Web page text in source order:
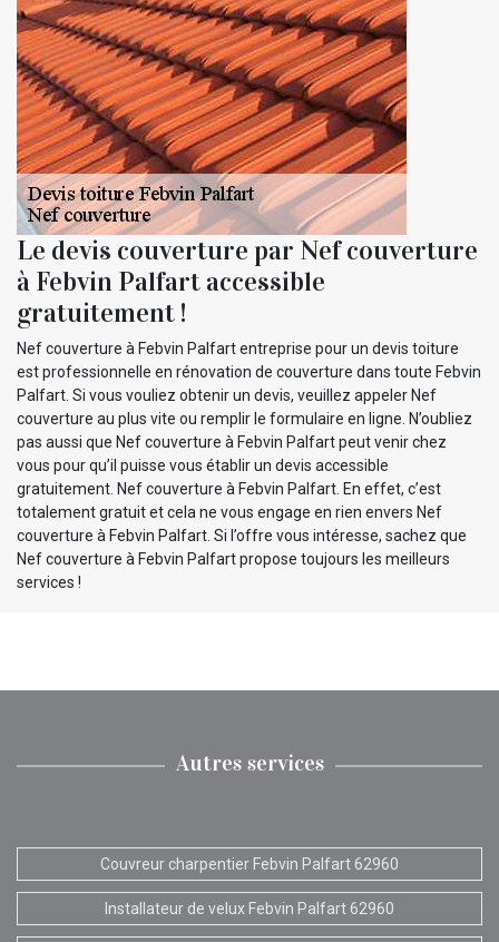
Le devis couverture par Nef couverture
à Febvin Palfart accessible
gratuitement !
Nef couverture à Febvin Palfart entreprise pour un devis toiture
est professionnelle en rénovation de couverture dans toute Febvin
Palfart. Si vous vouliez obtenir un devis, veuillez appeler Nef
couverture au plus vite ou remplir le formulaire en ligne. N’oubliez
pas aussi que Nef couverture à Febvin Palfart peut venir chez
vous pour qu’il puisse vous établir un devis accessible
gratuitement. Nef couverture à Febvin Palfart. En effet, c’est
totalement gratuit et cela ne vous engage en rien envers Nef
couverture à Febvin Palfart. Si l’offre vous intéresse, sachez que
Nef couverture à Febvin Palfart propose toujours les meilleurs
services !
Autres services
Couvreur charpentier Febvin Palfart 62960
Installateur de velux Febvin Palfart 62960